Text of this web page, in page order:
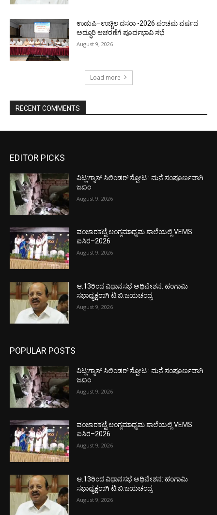
ಉಡುಪಿ–ಉಚ್ಚಿಲ ದಸರಾ -2026 ಪಂಚಮ ವರ್ಷದ
ಅದ್ಧೂರಿ ಆಚರಣೆಗೆ ಪೂರ್ವಭಾವಿ ಸಭೆ
August 9, 2026
Load more
RECENT COMMENTS
EDITOR PICKS
ವಿಟ್ಲ:ಗ್ಯಾಸ್ ಸಿಲಿಂಡರ್ ಸ್ಪೋಟ : ಮನೆ ಸಂಪೂರ್ಣವಾಗಿ
ಜಖಂ
August 9, 2026
ವಂಜಾರಕಟ್ಟೆ ಆಂಗ್ಲಮಾಧ್ಯಮ ಶಾಲೆಯಲ್ಲಿ VEMS
ಐಸಿರ–2026
August 9, 2026
ಆ.13ರಿಂದ ವಿಧಾನಸಭೆ ಅಧಿವೇಶನ: ಹಂಗಾಮಿ
ಸಭಾಧ್ಯಕ್ಷರಾಗಿ ಟಿ.ಬಿ.ಜಯಚಂದ್ರ
August 9, 2026
POPULAR POSTS
ವಿಟ್ಲ:ಗ್ಯಾಸ್ ಸಿಲಿಂಡರ್ ಸ್ಪೋಟ : ಮನೆ ಸಂಪೂರ್ಣವಾಗಿ
ಜಖಂ
August 9, 2026
ವಂಜಾರಕಟ್ಟೆ ಆಂಗ್ಲಮಾಧ್ಯಮ ಶಾಲೆಯಲ್ಲಿ VEMS
ಐಸಿರ–2026
August 9, 2026
ಆ.13ರಿಂದ ವಿಧಾನಸಭೆ ಅಧಿವೇಶನ: ಹಂಗಾಮಿ
ಸಭಾಧ್ಯಕ್ಷರಾಗಿ ಟಿ.ಬಿ.ಜಯಚಂದ್ರ
August 9, 2026